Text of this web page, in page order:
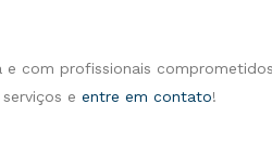
com profissionais
e entre em contato!